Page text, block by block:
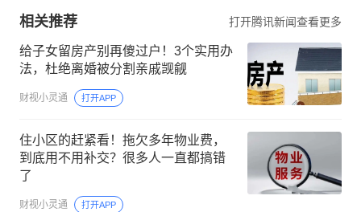
相关推荐 打开腾讯新闻查看更多
给子女留房产别再傻过户！3个实用办
法，杜绝离婚被分割亲戚觊觎
财视小灵通 打开APP
住小区的赶紧看！拖欠多年物业费，
到底用不用补交？很多人一直都搞错
了
财视小灵通 打开APP